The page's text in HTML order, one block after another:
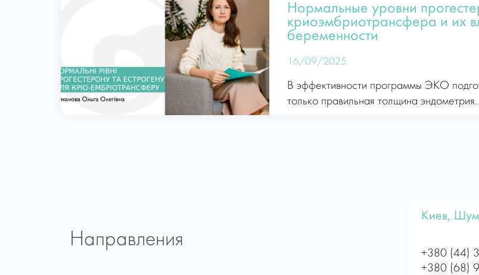
Нормальные уровни
криоэмбриотрансфера и их
беременности
16/09/2025
В эффективности программы ЭКО
только правильная толщина
Направления
Киев,
+380 (44)
+380 (68)